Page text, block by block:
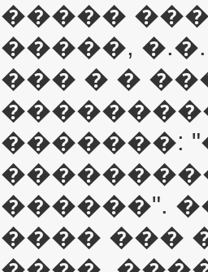
�����
�����,
��� � �
�������:
������".
���� ���